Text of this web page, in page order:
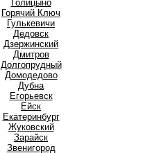
Голицыно
Горячий Ключ
Гулькевичи
Дедовск
Дзержинский
Дмитров
Долгопрудный
Домодедово
Дубна
Егорьевск
Ейск
Екатеринбург
Жуковский
Зарайск
Звенигород